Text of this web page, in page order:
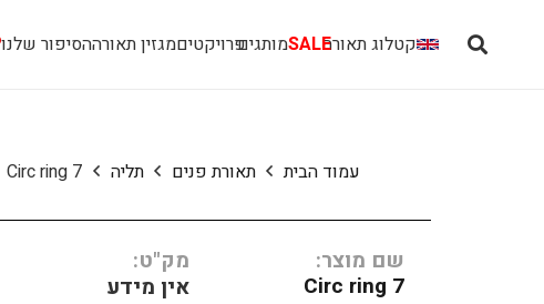
קטלוג תאורהSALEמותגיםפרויקטיםמגזין תאורההסיפור שלנו
עמוד הבית תאורת פנים תליה Circ ring 7
שם מוצר:
Circ ring 7
מק"ט:
אין מידע